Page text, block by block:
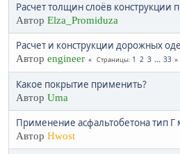
Расчет толщин слоёв конструкции
Автор Elza_Promiduza
Расчет и конструкции дорожных
Автор engineer Страницы 1 2 3 ... 33
Какое покрытие применить?
Автор Uma
Применение асфальтобетона тип Г
Автор Hwost